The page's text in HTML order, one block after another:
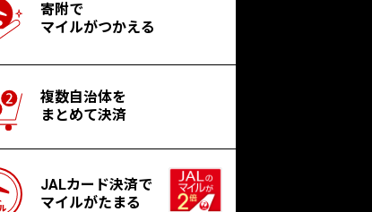
寄附で
マイルがつかえる
複数自治体を
まとめて決済
JALカード決済で
マイルがたまる